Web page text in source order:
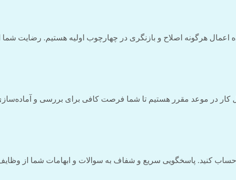
اعمال هرگونه اصلاح و بازنگری در چهارچوب اولیه هستیم. رضایت
کار در موعد مقرر هستیم تا شما فرصت کافی برای بررسی و
حساب کنید. پاسخگویی سریع و شفاف به سوالات و ابهامات شما از